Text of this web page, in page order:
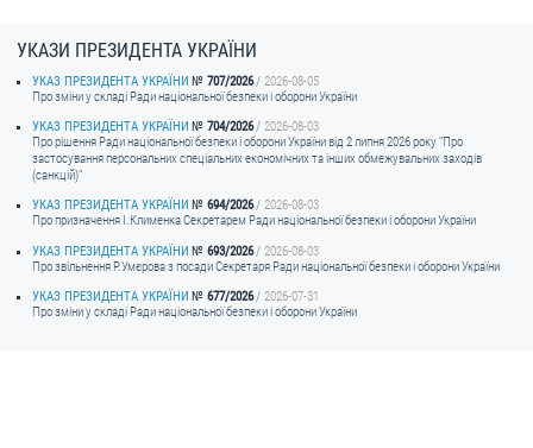
УКАЗИ ПРЕЗИДЕНТА УКРАЇНИ
УКАЗ ПРЕЗИДЕНТА УКРАЇНИ 707/2026
2026-08-05
Про зміни у складі Ради національної безпеки і оборони України
УКАЗ ПРЕЗИДЕНТА УКРАЇНИ
704/2026
2026-08-03
Про рішення Ради національної безпеки і оборони України від 2 липня 2026 року "Про
застосування персональних спеціальних економічних та інших обмежувальних заходів
(санкцій)"
УКАЗ ПРЕЗИДЕНТА УКРАЇНИ
694/2026
2026-08-03
Про призначення I.Клименка Секретарем Ради національної безпеки і оборони України
УКАЗ ПРЕЗИДЕНТА УКРАЇНИ
693/2026
2026-08-03
Про звільнення Р.Умєрова з посади Секретаря Ради національної безпеки і оборони України
УКАЗ ПРЕЗИДЕНТА УКРАЇНИ
677/2026
2026-07-31
Про зміни у складі Ради національної безпеки і оборони України